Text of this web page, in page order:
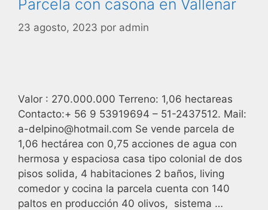
Parcela con casona en Vallenar
23 agosto, 2023 por admin
Valor : 270.000.000 Terreno: 1,06 hectareas
Contacto:+ 56 9 53919694 – 51-2437512. Mail:
a-delpino@hotmail.com Se vende parcela de
1,06 hectárea con 0,75 acciones de agua con
hermosa y espaciosa casa tipo colonial de dos
pisos solida, 4 habitaciones 2 baños, living
comedor y cocina la parcela cuenta con 140
paltos en producción 40 olivos, sistema …